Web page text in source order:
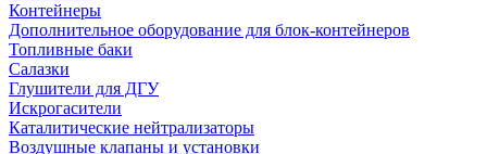
Контейнеры
Дополнительное оборудование для блок-контейнеров
Топливные баки
Салазки
Глушители для ДГУ
Искрогасители
Каталитические нейтрализаторы
Воздушные клапаны и установки